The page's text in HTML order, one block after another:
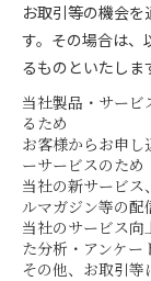
お取引等の機会
す。その場合は、
るものといたしま
当社製品・サー
るため
お客様からお申し
ーサービスのため
当社の新サービス
ルマガジン等の配
当社のサービス
た分析・アンケー
その他、お取引